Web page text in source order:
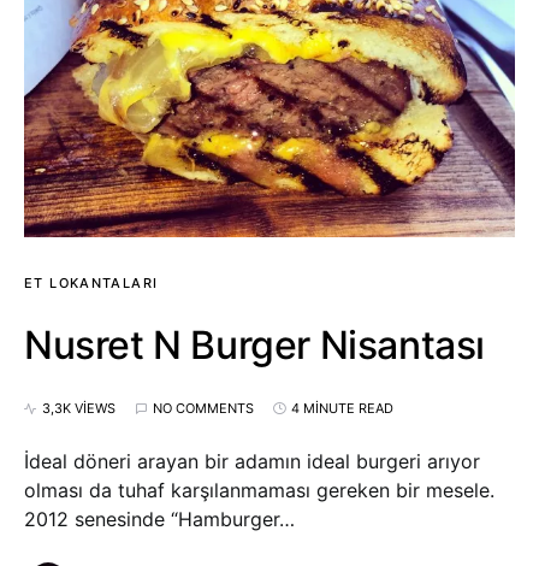
ET LOKANTALARI
Nusret N Burger Nisantası
3,3K VIEWS NO COMMENTS 4 MINUTE READ
İdeal döneri arayan bir adamın ideal burgeri arıyor
olması da tuhaf karşılanmaması gereken bir mesele.
2012 senesinde “Hamburger…